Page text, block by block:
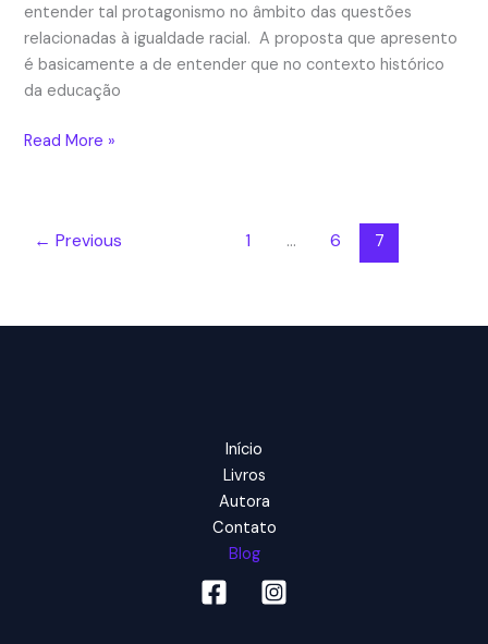
entender tal protagonismo no âmbito das questões
relacionadas à igualdade racial. A proposta que apresento
é basicamente a de entender que no contexto histórico
da educação
Mulheres
Brasileira
Read More »
← Previous 1 … 6 7
Início
Livros
Autora
Contato
Blog